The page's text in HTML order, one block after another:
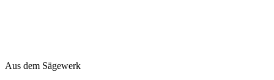
Aus dem Sägewerk